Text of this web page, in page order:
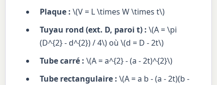
Plaque : \(V = L \times W \times t\)
Tuyau rond (ext. D, paroi t) : \(A = \pi
(D^{2} - d^{2}) / 4\) où \(d = D - 2t\)
Tube carré : \(A = a^{2} - (a - 2t)^{2}\)
Tube rectangulaire : \(A = a b - (a - 2t)(b -